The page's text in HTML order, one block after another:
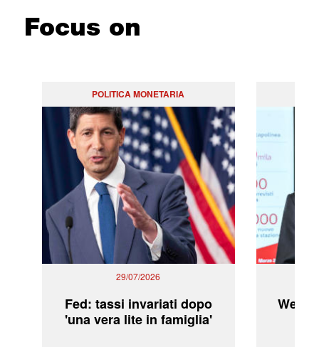
Focus on
POLITICA MONETARIA
29/07/2026
Fed: tassi invariati dopo
'una vera lite in famiglia'